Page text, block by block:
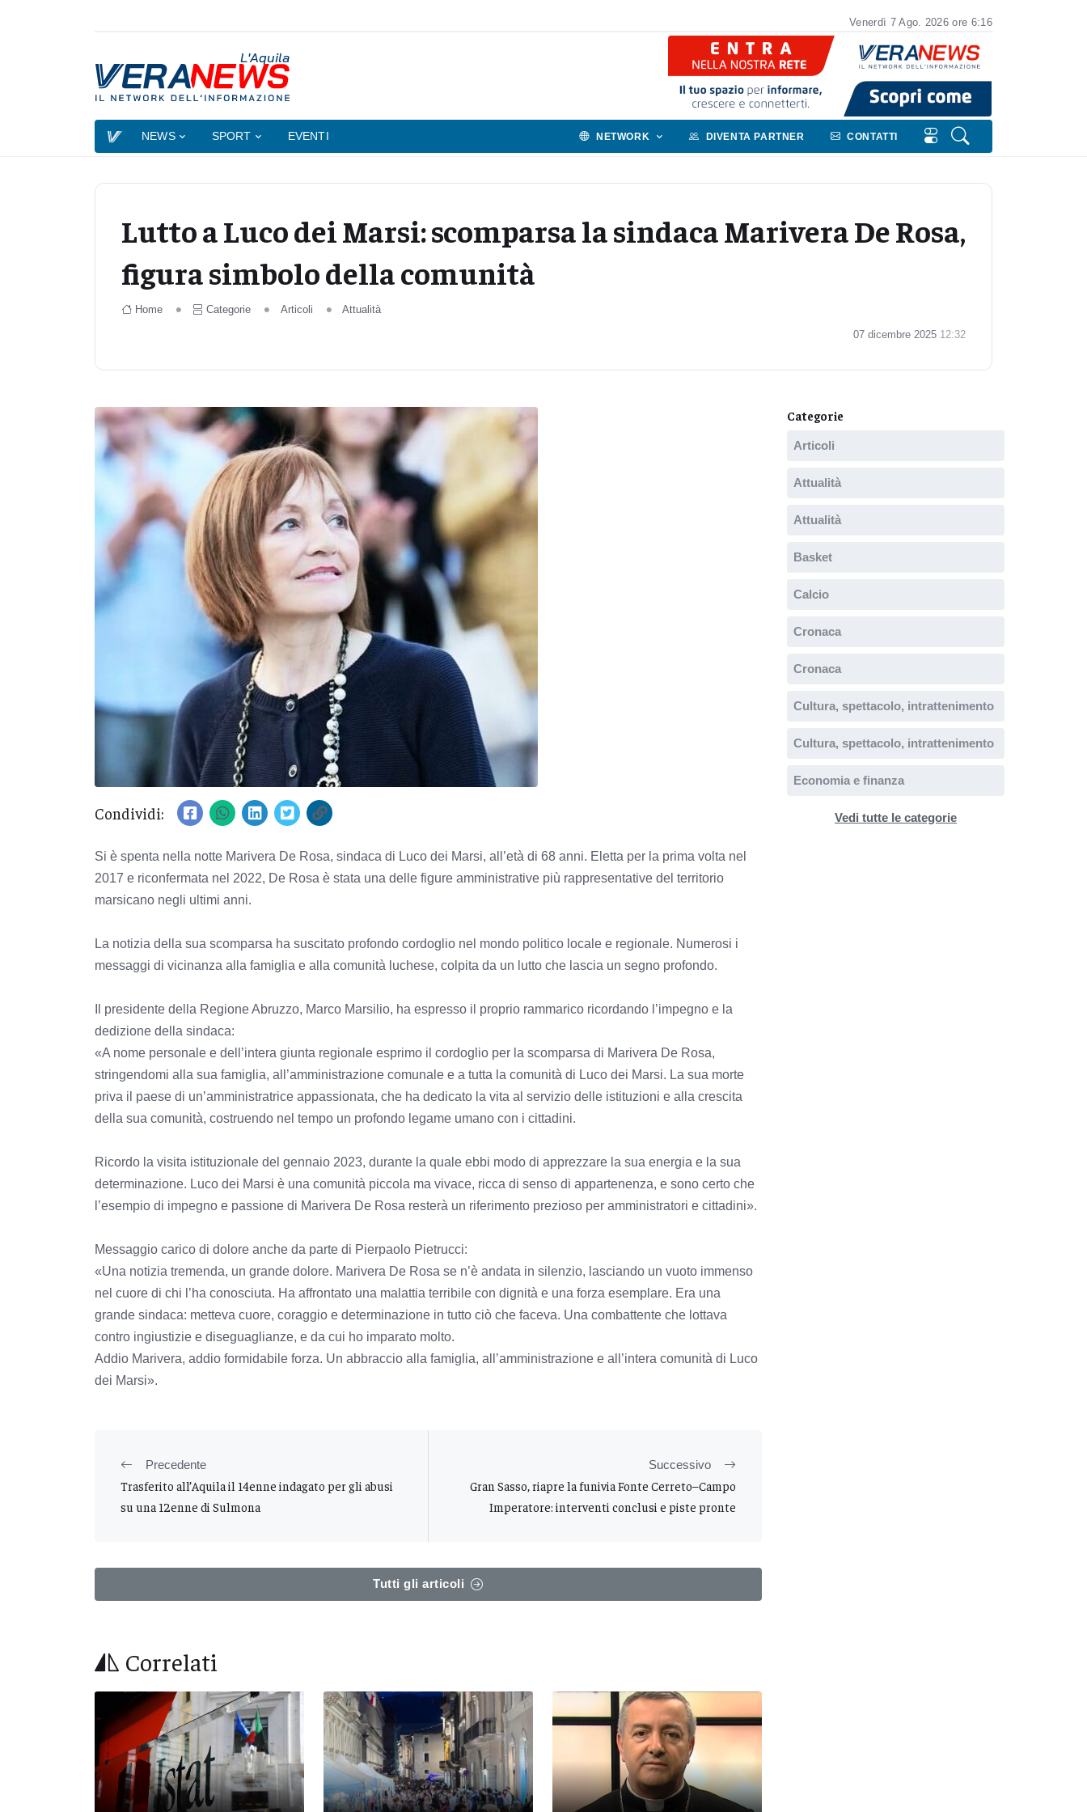
Venerdì 7 Ago. 2026 ore 6:16
L'Aquila
NEWS SPORT EVENTI NETWORK DIVENTA PARTNER CONTATTI
Lutto a Luco dei Marsi: scomparsa la sindaca Marivera De Rosa,
figura simbolo della comunità
Home Categorie Articoli Attualità
07 dicembre 2025 12:32
Condividi:
Si è spenta nella notte Marivera De Rosa, sindaca di Luco dei Marsi, all’età di 68 anni. Eletta per la prima volta nel
2017 e riconfermata nel 2022, De Rosa è stata una delle figure amministrative più rappresentative del territorio
marsicano negli ultimi anni.
La notizia della sua scomparsa ha suscitato profondo cordoglio nel mondo politico locale e regionale. Numerosi i
messaggi di vicinanza alla famiglia e alla comunità luchese, colpita da un lutto che lascia un segno profondo.
Il presidente della Regione Abruzzo, Marco Marsilio, ha espresso il proprio rammarico ricordando l’impegno e la
dedizione della sindaca:
«A nome personale e dell’intera giunta regionale esprimo il cordoglio per la scomparsa di Marivera De Rosa,
stringendomi alla sua famiglia, all’amministrazione comunale e a tutta la comunità di Luco dei Marsi. La sua morte
priva il paese di un’amministratrice appassionata, che ha dedicato la vita al servizio delle istituzioni e alla crescita
della sua comunità, costruendo nel tempo un profondo legame umano con i cittadini.
Ricordo la visita istituzionale del gennaio 2023, durante la quale ebbi modo di apprezzare la sua energia e la sua
determinazione. Luco dei Marsi è una comunità piccola ma vivace, ricca di senso di appartenenza, e sono certo che
l’esempio di impegno e passione di Marivera De Rosa resterà un riferimento prezioso per amministratori e cittadini».
Messaggio carico di dolore anche da parte di Pierpaolo Pietrucci:
«Una notizia tremenda, un grande dolore. Marivera De Rosa se n’è andata in silenzio, lasciando un vuoto immenso
nel cuore di chi l’ha conosciuta. Ha affrontato una malattia terribile con dignità e una forza esemplare. Era una
grande sindaca: metteva cuore, coraggio e determinazione in tutto ciò che faceva. Una combattente che lottava
contro ingiustizie e diseguaglianze, e da cui ho imparato molto.
Addio Marivera, addio formidabile forza. Un abbraccio alla famiglia, all’amministrazione e all’intera comunità di Luco
dei Marsi».
Precedente
Trasferito all’Aquila il 14enne indagato per gli abusi
su una 12enne di Sulmona
Successivo
Gran Sasso, riapre la funivia Fonte Cerreto–Campo
Imperatore: interventi conclusi e piste pronte
Tutti gli articoli
Correlati
Categorie
Articoli
Attualità
Attualità
Basket
Calcio
Cronaca
Cronaca
Cultura, spettacolo, intrattenimento
Cultura, spettacolo, intrattenimento
Economia e finanza
Vedi tutte le categorie